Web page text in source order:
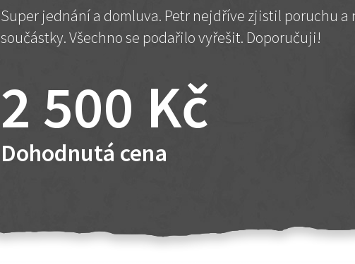
Super jednání a domluva. Petr nejdříve zjistil poruchu
součástky. Všechno se podařilo vyřešit. Doporučuji!
2 500 Kč
Dohodnutá cena